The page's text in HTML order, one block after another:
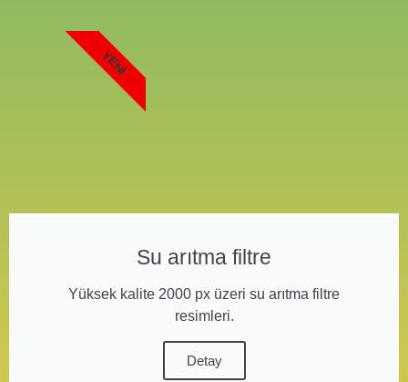
Su arıtma filtre
Yüksek kalite 2000 px üzeri su arıtma filtre
resimleri.
Detay
YENI